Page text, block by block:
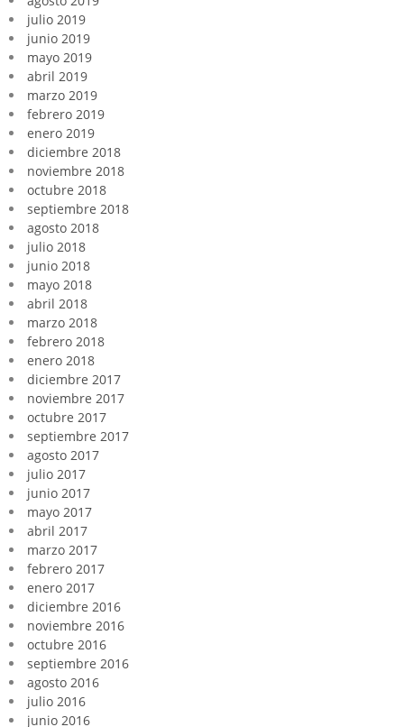
julio 2019
junio 2019
mayo 2019
abril 2019
marzo 2019
febrero 2019
enero 2019
diciembre 2018
noviembre 2018
octubre 2018
septiembre 2018
agosto 2018
julio 2018
junio 2018
mayo 2018
abril 2018
marzo 2018
febrero 2018
enero 2018
diciembre 2017
noviembre 2017
octubre 2017
septiembre 2017
agosto 2017
julio 2017
junio 2017
mayo 2017
abril 2017
marzo 2017
febrero 2017
enero 2017
diciembre 2016
noviembre 2016
octubre 2016
septiembre 2016
agosto 2016
julio 2016
junio 2016